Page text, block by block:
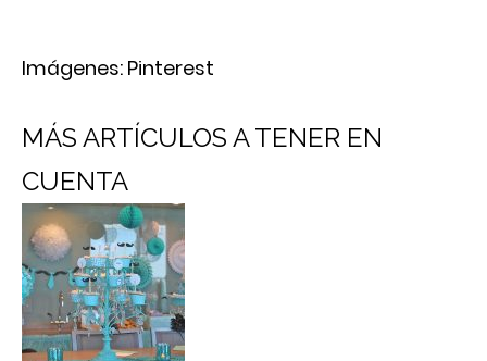
Imágenes: Pinterest
MÁS ARTÍCULOS A TENER EN
CUENTA